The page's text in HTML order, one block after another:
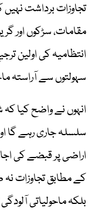
تجاوزات برداشت نہیں
مقامات، سڑکوں اور
انتظامیہ کی اولین
سہولتوں سے آراستہ
انہوں نے واضح کیا کہ
سلسلہ جاری رہے گا
اراضی پر قبضے کی
کے مطابق تجاوزات
بلکہ ماحولیاتی